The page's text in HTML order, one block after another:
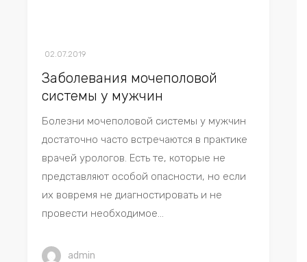
02.07.2019
Заболевания мочеполовой
системы у мужчин
Болезни мочеполовой системы у мужчин
достаточно часто встречаются в практике
врачей урологов. Есть те, которые не
представляют особой опасности, но если
их вовремя не диагностировать и не
провести необходимое...
admin